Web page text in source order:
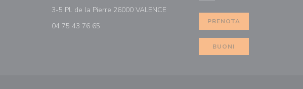
3-5 Pl. de la Pierre 26000 VALENCE
04 75 43 76 65
PRENOTA
BUONI